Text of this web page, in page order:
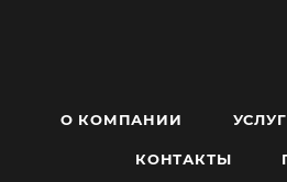
О КОМПАНИИ
КОНТАКТЫ